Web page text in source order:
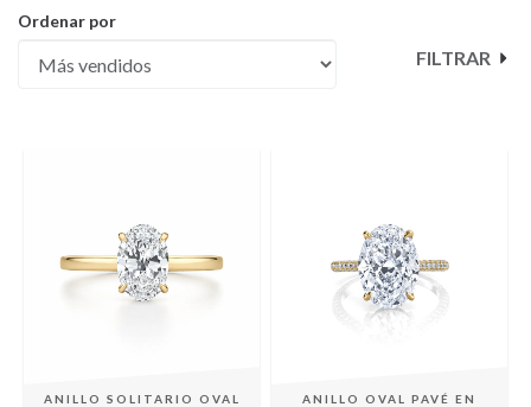
Ordenar por
FILTRAR
ANILLO SOLITARIO OVAL
ANILLO OVAL PAVÉ EN